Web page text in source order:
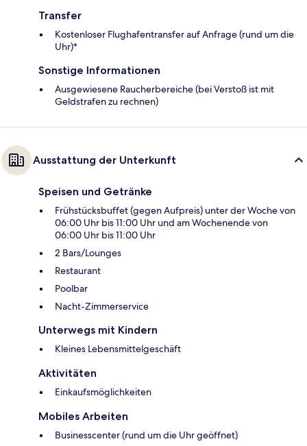
Transfer
Kostenloser Flughafentransfer auf Anfrage (rund um die
Uhr)*
Sonstige Informationen
Ausgewiesene Raucherbereiche (bei Verstoß ist mit
Geldstrafen zu rechnen)
Ausstattung der Unterkunft
Speisen und Getränke
Frühstücksbuffet (gegen Aufpreis) unter der Woche von
06:00 Uhr bis 11:00 Uhr und am Wochenende von
06:00 Uhr bis 11:00 Uhr
2 Bars/Lounges
Restaurant
Poolbar
Nacht-Zimmerservice
Unterwegs mit Kindern
Kleines Lebensmittelgeschäft
Aktivitäten
Einkaufsmöglichkeiten
Mobiles Arbeiten
Businesscenter (rund um die Uhr geöffnet)